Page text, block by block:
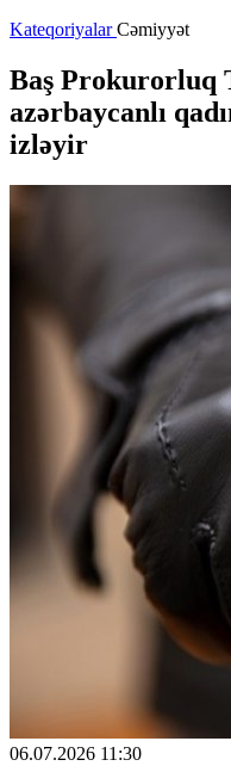
KateqoriyalarCəmiyyət
Baş Prokurorluq
azərbaycanlı
izləyir
06.07.2026 11:30